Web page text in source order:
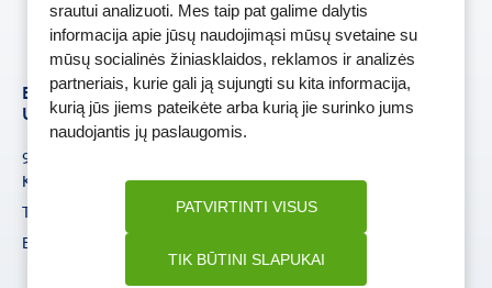
srautui analizuoti. Mes taip pat galime dalytis
informacija apie jūsų naudojimąsi mūsų svetaine su
mūsų socialinės žiniasklaidos, reklamos ir analizės
partneriais, kurie gali ją sujungti su kita informacija,
kurią jūs jiems pateikėte arba kurią jie surinko jums
naudojantis jų paslaugomis.
TIK BŪTINI SLAPUKAI
PATVIRTINTI VISUS
BENU Vaistinė Lietuva,
UAB
9-ojo Forto g. 70, LT-48179
Kaunas
Tel. +370 37 225 522
E.p.
evaistine@benu.lt
Dažniausiai užduodami klausimai
Privatumo politika
Slapukų taisyklės
Valstybinė vaistų
kontrolės tarnyba
sveikatos apsaugos
ministerijos
vvkt@vvkt.lt
www.vvkt.lt